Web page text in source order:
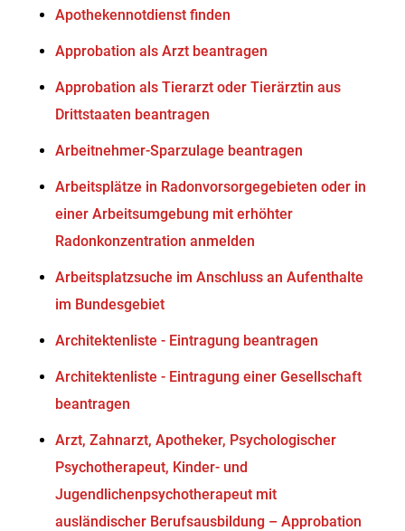
Apothekennotdienst finden
Approbation als Arzt beantragen
Approbation als Tierarzt oder Tierärztin aus
Drittstaaten beantragen
Arbeitnehmer-Sparzulage beantragen
Arbeitsplätze in Radonvorsorgegebieten oder in
einer Arbeitsumgebung mit erhöhter
Radonkonzentration anmelden
Arbeitsplatzsuche im Anschluss an Aufenthalte
im Bundesgebiet
Architektenliste - Eintragung beantragen
Architektenliste - Eintragung einer Gesellschaft
beantragen
Arzt, Zahnarzt, Apotheker, Psychologischer
Psychotherapeut, Kinder- und
Jugendlichenpsychotherapeut mit
ausländischer Berufsausbildung – Approbation